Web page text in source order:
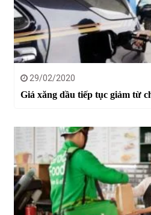
29/02/2020
Giá xăng dầu tiếp tục giảm từ